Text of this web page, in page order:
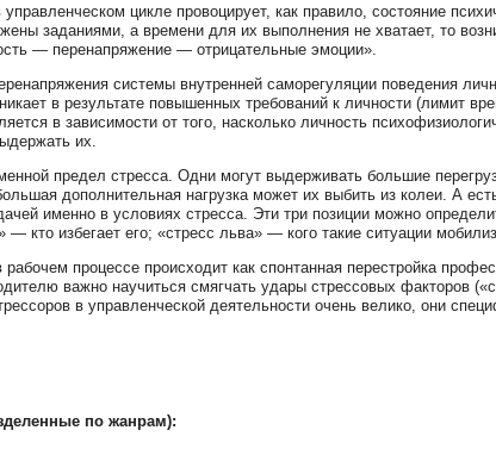
цикле провоцирует, как правило, состояние
заданиями, а времени для их выполнения не хватает, то
— перенапряжение — отрицательные эмоции».
системы внутренней саморегуляции поведения
в результате повышенных требований к личности (лимит
в зависимости от того, насколько личность
их.
предел стресса. Одни могут выдерживать большие
дополнительная нагрузка может их выбить из колеи. А
именно в условиях стресса. Эти три позиции можно
— кто избегает его; «стресс льва» — кого такие ситуации
процессе происходит как спонтанная перестройка
важно научиться смягчать удары стрессовых факторов
в управленческой деятельности очень велико, они
по жанрам):